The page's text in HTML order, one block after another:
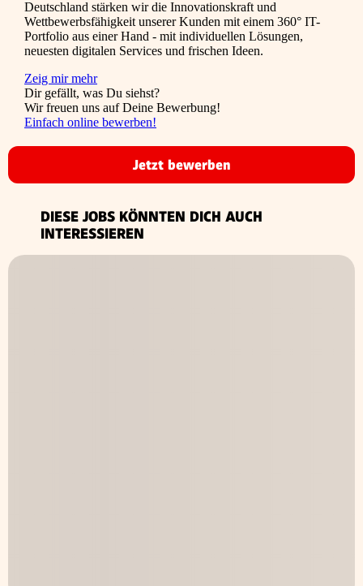
Deutschland stärken wir die Innovationskraft und
Wettbewerbsfähigkeit unserer Kunden mit einem 360° IT-
Portfolio aus einer Hand - mit individuellen Lösungen,
neuesten digitalen Services und frischen Ideen.
Zeig mir mehr
Dir gefällt, was Du siehst?
Wir freuen uns auf Deine Bewerbung!
Einfach online bewerben!
Jetzt bewerben
DIESE JOBS KÖNNTEN DICH AUCH
INTERESSIEREN